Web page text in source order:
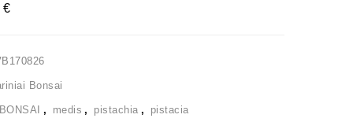
€
Bonsai
, medis , pistachia , pistacia